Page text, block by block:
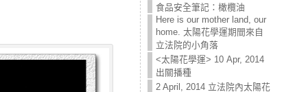
食品安全筆記：橄欖油
Here is our mother land, our
home. 太陽花學運期間來自
立法院的小角落
<太陽花學運> 10 Apr, 2014
出關播種
2 April, 2014 立法院內太陽花